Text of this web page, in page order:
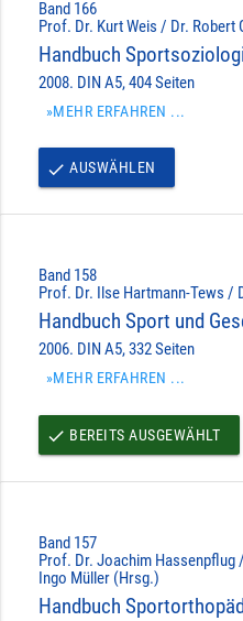
Band 166
Prof. Dr. Kurt Weis / Dr. Robert
Handbuch
2008. DIN A5, 404 Seiten
»MEHR ERFAHREN ...
done AUSWÄHLEN
Band 158
Prof. Dr. Ilse Hartmann-Tews /
Handbuch Sport und
2006. DIN A5, 332 Seiten
»MEHR ERFAHREN ...
done BEREITS AUSGEWÄHLT
Band 157
Prof. Dr. Joachim Hassenpflug
Ingo Müller (Hrsg.)
Handbuch